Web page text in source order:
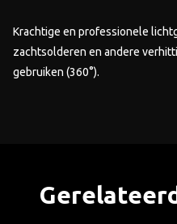
Krachtige en professionele
zachtsolderen en andere
gebruiken (360°).